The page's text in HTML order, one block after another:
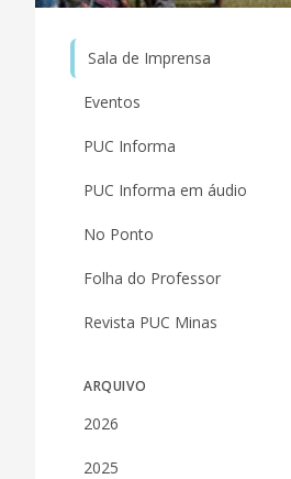
Sala de Imprensa
Eventos
PUC Informa
PUC Informa em áudio
No Ponto
Folha do Professor
Revista PUC Minas
ARQUIVO
2026
2025